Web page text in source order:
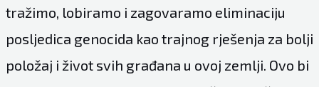
tražimo, lobiramo i zagovaramo eliminaciju
posljedica genocida kao trajnog rješenja za bolji
položaj i život svih građana u ovoj zemlji. Ovo bi